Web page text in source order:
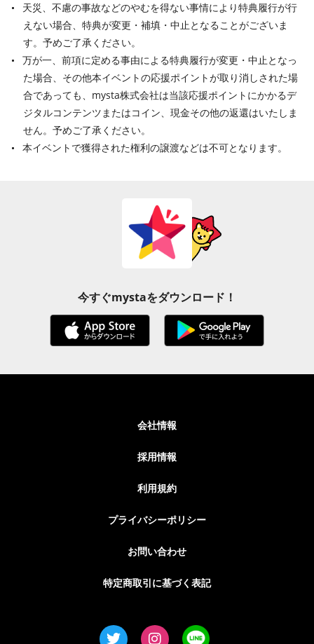
天災、不慮の事故などのやむを得ない事情により特典履行が行
えない場合、特典が変更・補填・中止となることがございま
す。予めご了承ください。
万が一、前項に定める事由による特典履行が変更・中止となっ
た場合、その他本イベントの応援ポイントが取り消しされた場
合であっても、mysta株式会社は当該応援ポイントにかかるデ
ジタルコンテンツまたはコイン、現金その他の返還はいたしま
せん。予めご了承ください。
本イベントで獲得された権利の譲渡などは不可となります。
今すぐmystaをダウンロード！
会社情報
採用情報
利用規約
プライバシーポリシー
お問い合わせ
特定商取引に基づく表記